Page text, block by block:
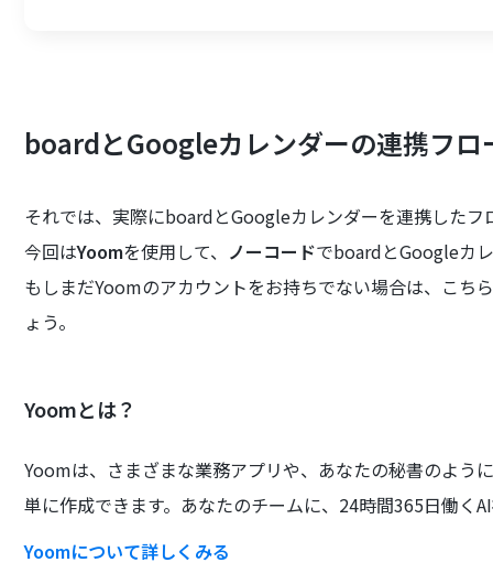
boardとGoogleカレンダーの連携フロ
それでは、実際にboardとGoogleカレンダーを連携したフ
今回はYoomを使用して、 ノーコードでboardとGoogleカ
もしまだYoomのアカウントをお持ちでない場合は、こち
ょう。
Yoomとは？
Yoomは、さまざまな業務アプリや、あなたの秘書のよう
単に作成できます。あなたのチームに、24時間365日働く
Yoomについて詳しくみる